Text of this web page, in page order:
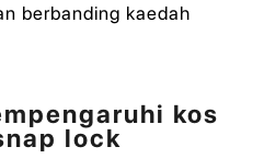
berbanding kaedah
kos
lock